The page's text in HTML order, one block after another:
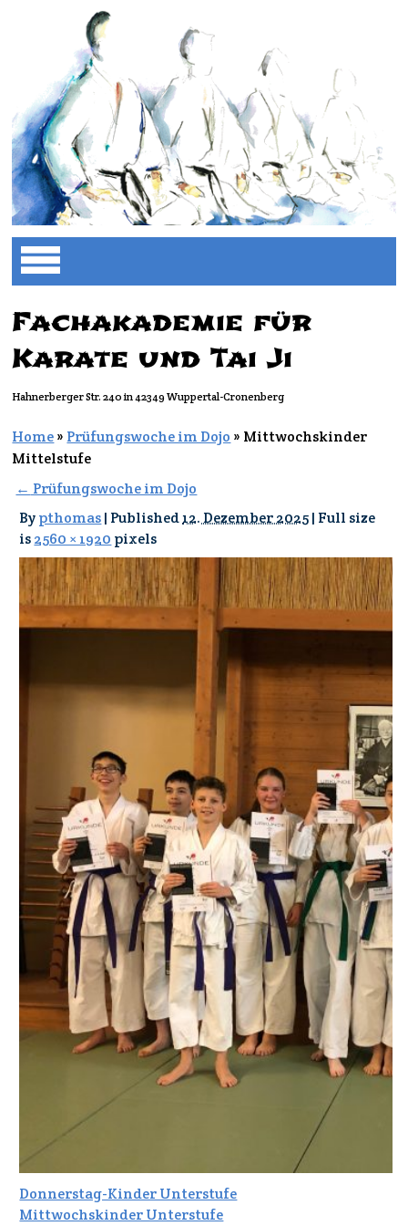
Fachakademie für
Karate und Tai Ji
Hahnerberger Str. 240 in 42349 Wuppertal-Cronenberg
Home» Prüfungswoche im Dojo » Mittwochskinder
Mittelstufe
← Prüfungswoche im Dojo
Bypthomas| Published12. Dezember 2025| Full size
is2560 × 1920 pixels
Donnerstag-Kinder Unterstufe
Mittwochskinder Unterstufe